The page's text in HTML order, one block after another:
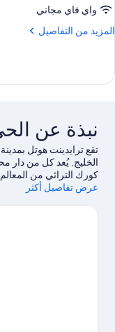
واي فاي مجاني
المزيد من التفاصيل
المزيد
غرفة
نبذة عن
تقع ترايدينت هوتل
الخليج. يُعد كل من دار
كورك التراثي من
الأنشطة الموجودة في
موصى بهما
عرض تفاصيل أكثر